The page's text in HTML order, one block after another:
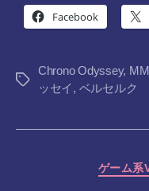
Facebook
タ
Chrono Odyssey,
ッセイ, ベルセルク
ゲーム系